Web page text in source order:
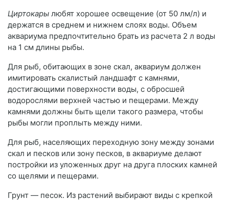
Циртокары любят хорошее освещение (от 50 лм/л) и
держатся в среднем и нижнем слоях воды. Объем
аквариума предпочтительно брать из расчета 2 л воды
на 1 см длины рыбы.
Для рыб, обитающих в зоне скал, аквариум должен
имитировать скалистый ландшафт с камнями,
достигающими поверхности воды, с обросшей
водорослями верхней частью и пещерами. Между
камнями должны быть щели такого размера, чтобы
рыбы могли проплыть между ними.
Для рыб, населяющих переходную зону между зонами
скал и песков или зону песков, в аквариуме делают
постройки из уложенных друг на друга плоских камней
со щелями и пещерами.
Грунт — песок. Из растений выбирают виды с крепкой